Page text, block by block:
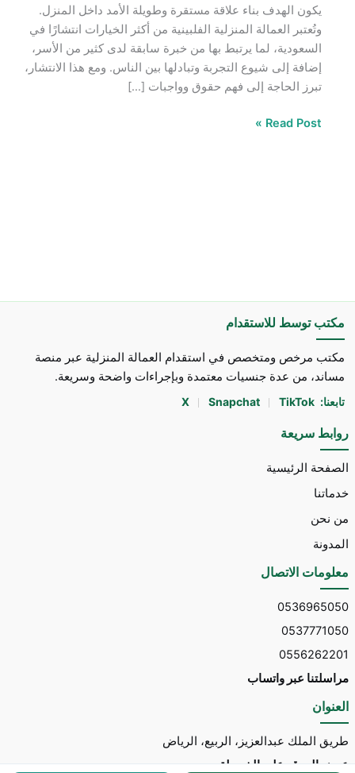
يكون الهدف بناء علاقة مستقرة وطويلة الأمد داخل المنزل.
وتُعتبر العمالة المنزلية الفلبينية من أكثر الخيارات انتشارًا في
السعودية، لما يرتبط بها من خبرة سابقة لدى كثير من الأسر،
إضافة إلى شيوع التجربة وتبادلها بين الناس. ومع هذا الانتشار،
تبرز الحاجة إلى فهم حقوق وواجبات […]
Read Post »
مكتب توسط للاستقدام
مكتب مرخص ومتخصص في استقدام العمالة المنزلية عبر منصة
مساند، من عدة جنسيات معتمدة وبإجراءات واضحة وسريعة.
تابعنا: X Snapchat TikTok
روابط سريعة
الصفحة الرئيسية
خدماتنا
من نحن
المدونة
معلومات الاتصال
0536965050
0537771050
0556262201
مراسلتنا عبر واتساب
العنوان
طريق الملك عبدالعزيز، الربيع، الرياض
عرض الموقع على الخريطة